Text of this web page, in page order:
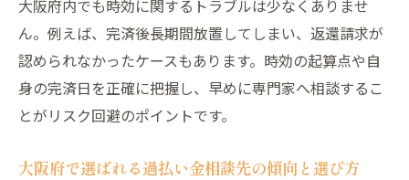
性
専門家への過払い金相談をスムーズにする
工夫
大阪府で過払い金手続きにかかる費用の把
握方法
大阪府の過払い金申請で押さえるべき注意点
大阪府内でも時効に関するトラブルは少なくありませ
ん。例えば、完済後長期間放置してしまい、返還請求が
認められなかったケースもあります。時効の起算点や自
身の完済日を正確に把握し、早めに専門家へ相談するこ
とがリスク回避のポイントです。
大阪府で選ばれる過払い金相談先の傾向と選び方